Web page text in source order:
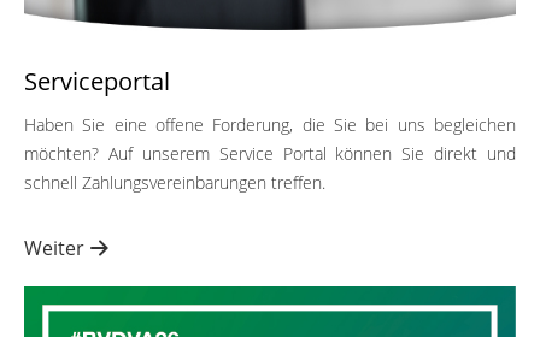
Serviceportal
Haben Sie eine offene Forderung, die Sie bei uns begleichen
möchten? Auf unserem Service Portal können Sie direkt und
schnell Zahlungsvereinbarungen treffen.
Weiter